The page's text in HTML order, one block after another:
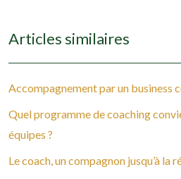
Articles similaires
Accompagnement par un business
Quel programme de coaching
équipes ?
Le coach, un compagnon jusqu’à la